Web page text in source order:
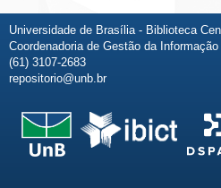
Universidade de Brasília - Biblioteca
Coordenadoria de Gestão da
(61) 3107-2683
repositorio@unb.br